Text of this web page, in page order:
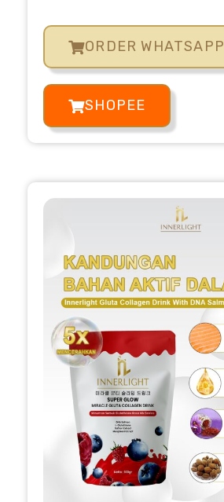
ORDER WHATSAPP
SHOPEE